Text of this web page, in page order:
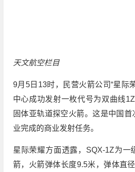
天文航空栏目
9月5日13时，民营火箭公司“星际
中心成功发射一枚代号为双曲线
固体亚轨道探空火箭。这是中国
业完成的商业发射任务。
星际荣耀方面透露，SQX-1Z为一
箭，火箭弹体长度9.5米，弹体直